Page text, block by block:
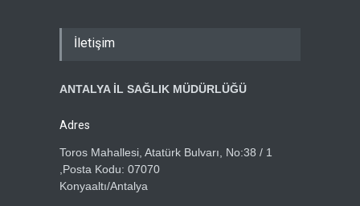
İletişim
ANTALYA İL SAĞLIK MÜDÜRLÜĞÜ
Adres
Toros Mahallesi, Atatürk Bulvarı, No:38 / 1
,Posta Kodu: 07070
Konyaaltı/Antalya